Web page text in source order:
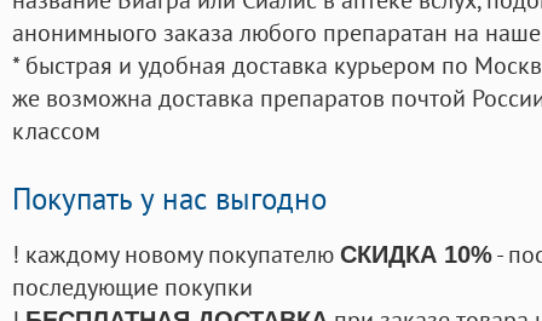
анонимныого заказа любого препаратан на
* быстрая и удобная доставка курьером по
же возможна доставка препаратов почтой
классом
Покупать у нас выгодно
! каждому новому покупателю СКИДКА 10%-
последующие покупки